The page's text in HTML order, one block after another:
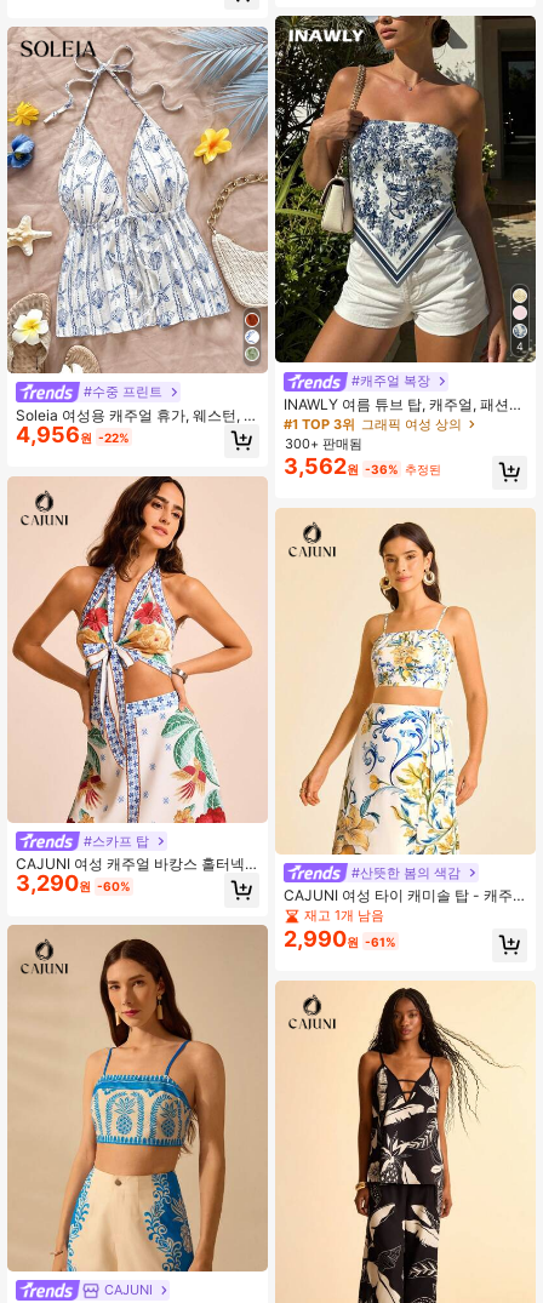
#수중 프린트
Soleia 여성용 캐주얼 휴가, 웨스턴, 해
변, 웨딩 게스트, 졸업, 브런치, 성 패트
릭의 날, 봄방학, 부활절, 음악 축제 우
물, 조개, 리본 스트랩 홀터 캐미솔 탑,
봄/여름
4,956원 -22%
#스카프 탑
CAJUNI 여성 캐주얼 바캉스 홀터넥
스트랩 플라워 프린트 탑 - 뮤직 페스
티벌 웨어 - 외출복
3,290원 -60%
CAJUNI
4
#캐주얼 복장
INAWLY 여름 튜브 탑, 캐주얼, 패션
탑, 여성 비치 탑 여름, 휴가 탑
#1 TOP 3위 그래픽 여성 상의
300+ 판매됨
3,562원 -36% 추정된
#산뜻한 봄의 색감
CAJUNI 여성 타이 캐미솔 탑 - 캐주
얼 리조트 레몬 패턴
재고 1개 남음
2,990원 -61%